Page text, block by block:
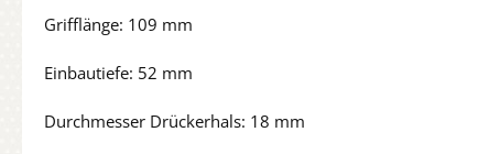
Grifflänge: 109 mm
Einbautiefe: 52 mm
Durchmesser Drückerhals: 18 mm